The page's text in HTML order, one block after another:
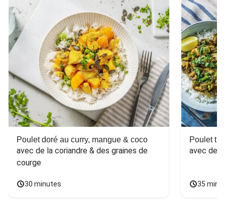
Poulet doré au curry, mangue & coco
avec de la coriandre & des graines de
courge
30 minutes
Poulet
avec des
35